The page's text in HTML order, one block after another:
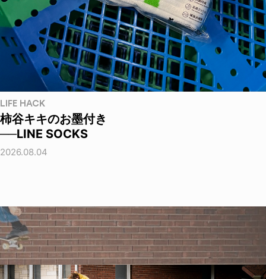
LIFE HACK
柿谷キキのお墨付き
──LINE SOCKS
2026.08.04